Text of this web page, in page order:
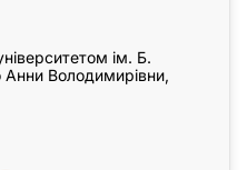
ім. Б.
Анни Володимирівни,